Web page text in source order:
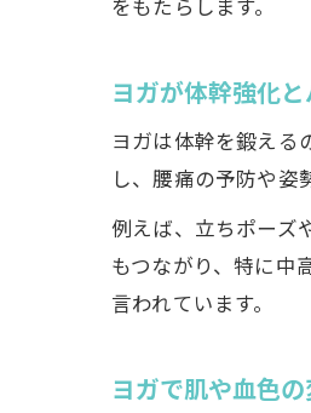
をもたらします。
ヨガが体幹強化
ヨガは体幹を鍛える
し、腰痛の予防や姿
例えば、立ちポーズ
もつながり、特に中
言われています。
ヨガで肌や血色